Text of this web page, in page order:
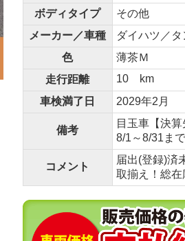
ボディタイプ
その他
メーカー／車種
ダイハツ／タ
色
薄茶Ｍ
走行距離
10 km
車検満了日
2029年2月
備考
目玉車【決
8/1～8/31まで
コメント
届出(登録)済
取揃え！総在